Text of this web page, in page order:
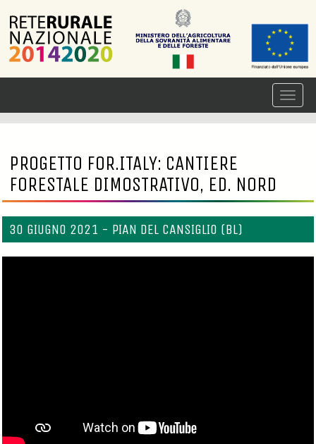
PROGETTO FOR.ITALY: CANTIERE
FORESTALE DIMOSTRATIVO, ED. NORD
30 GIUGNO 2021 - PIAN DEL CANSIGLIO (BL)